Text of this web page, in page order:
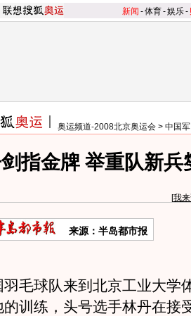
新闻 -体育-娱乐-
奥运频道-2008北京奥运会 > 中国
指金牌 举重队新兵
[我
来源：半岛都市报
球队来到北京工业大学
训练，头号选手林丹在接